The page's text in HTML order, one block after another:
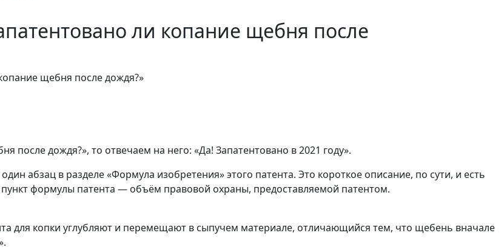
ли копание щебня после
щебня после дождя?»
после дождя?», то отвечаем на него: «Да! Запатентовано в 2021 году».
абзац в разделе «Формула изобретения» этого патента. Это короткое описание, по сути, и есть
формулы патента — объём правовой охраны, предоставляемой патентом.
для копки углубляют и перемещают в сыпучем материале, отличающийся тем, что щебень вначале